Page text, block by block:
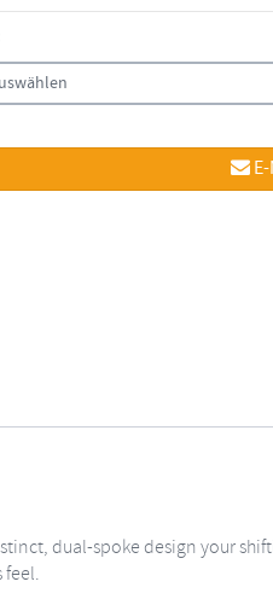
dual-spoke design your
feel.